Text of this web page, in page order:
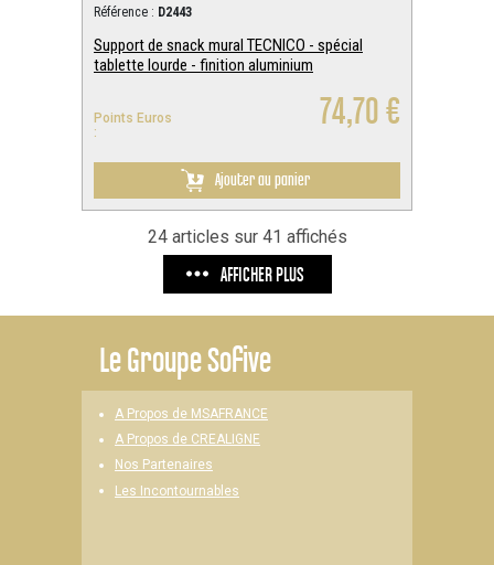
Référence : D2443
Support de snack mural TECNICO - spécial
tablette lourde - finition aluminium
Points Euros
:
74,70 €
Ajouter au panier
24 articles sur 41 affichés
AFFICHER PLUS
LeGroupe Sofive
A Propos de MSAFRANCE
A Propos de CREALIGNE
Nos Partenaires
Les Incontournables